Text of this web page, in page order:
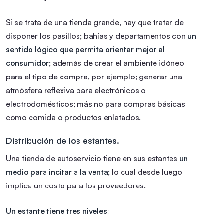
Si se trata de una tienda grande, hay que tratar de
disponer los pasillos; bahías y departamentos con un
sentido lógico que permita orientar mejor al
consumidor; además de crear el ambiente idóneo
para el tipo de compra, por ejemplo; generar una
atmósfera reflexiva para electrónicos o
electrodomésticos; más no para compras básicas
como comida o productos enlatados.
Distribución de los estantes.
Una tienda de autoservicio tiene en sus estantes un
medio para incitar a la venta; lo cual desde luego
implica un costo para los proveedores.
Un estante tiene tres niveles: